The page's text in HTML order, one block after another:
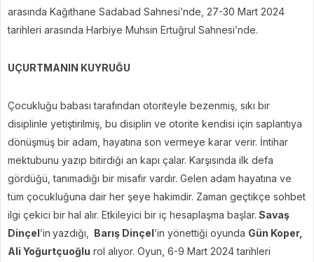
arasında Kağıthane Sadabad Sahnesi’nde, 27-30 Mart 2024
tarihleri arasında Harbiye Muhsin Ertuğrul Sahnesi’nde.
UÇURTMANIN KUYRUĞU
Çocukluğu babası tarafından otoriteyle bezenmiş, sıkı bir
disiplinle yetiştirilmiş, bu disiplin ve otorite kendisi için saplantıya
dönüşmüş bir adam, hayatına son vermeye karar verir. İntihar
mektubunu yazıp bitirdiği an kapı çalar. Karşısında ilk defa
gördüğü, tanımadığı bir misafir vardır. Gelen adam hayatına ve
tüm çocukluğuna dair her şeye hakimdir. Zaman geçtikçe sohbet
ilgi çekici bir hal alır. Etkileyici bir iç hesaplaşma başlar. Savaş
Dinçel’in yazdığı, Barış Dinçel’in yönettiği oyunda Gün Koper,
Ali Yoğurtçuoğlu rol alıyor. Oyun, 6-9 Mart 2024 tarihleri